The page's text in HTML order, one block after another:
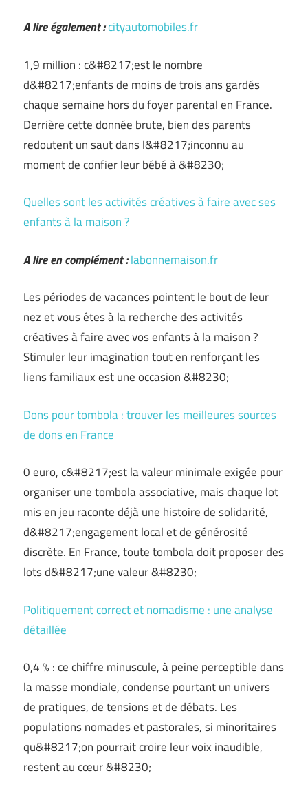
A lire également :cityautomobiles.fr
1,9 million : c&#8217;est le nombre
d&#8217;enfants de moins de trois ans gardés
chaque semaine hors du foyer parental en France.
Derrière cette donnée brute, bien des parents
redoutent un saut dans l&#8217;inconnu au
moment de confier leur bébé à &#8230;
Quelles sont les activités créatives à faire avec ses
enfants à la maison ?
A lire en complément :labonnemaison.fr
Les périodes de vacances pointent le bout de leur
nez et vous êtes à la recherche des activités
créatives à faire avec vos enfants à la maison ?
Stimuler leur imagination tout en renforçant les
liens familiaux est une occasion &#8230;
Dons pour tombola : trouver les meilleures sources
de dons en France
0 euro, c&#8217;est la valeur minimale exigée pour
organiser une tombola associative, mais chaque lot
mis en jeu raconte déjà une histoire de solidarité,
d&#8217;engagement local et de générosité
discrète. En France, toute tombola doit proposer des
lots d&#8217;une valeur &#8230;
Politiquement correct et nomadisme : une analyse
détaillée
0,4 % : ce chiffre minuscule, à peine perceptible dans
la masse mondiale, condense pourtant un univers
de pratiques, de tensions et de débats. Les
populations nomades et pastorales, si minoritaires
qu&#8217;on pourrait croire leur voix inaudible,
restent au cœur &#8230;